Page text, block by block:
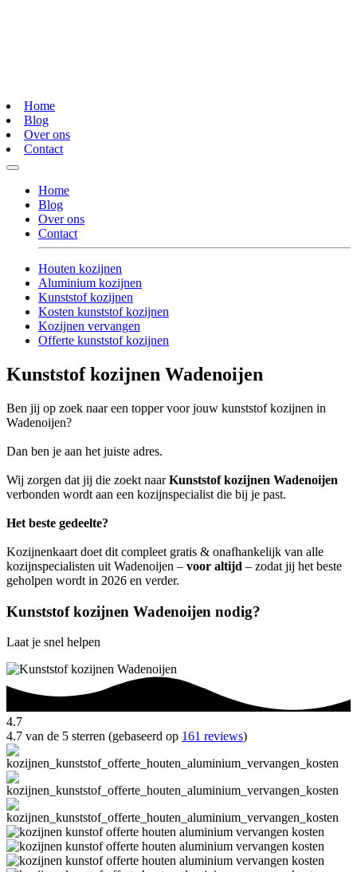
Home
Blog
Over ons
Contact
Home
Blog
Over ons
Contact
Houten kozijnen
Aluminium kozijnen
Kunststof kozijnen
Kosten kunststof kozijnen
Kozijnen vervangen
Offerte kunststof kozijnen
Kunststof kozijnen Wadenoijen
Ben jij op zoek naar een topper voor jouw kunststof kozijnen in
Wadenoijen?
Dan ben je aan het juiste adres.
Wij zorgen dat jij die zoekt naarKunststof kozijnen Wadenoijen
verbonden wordt aan een kozijnspecialist die bij je past.
Het beste gedeelte?
Kozijnenkaart doet dit compleet gratis & onafhankelijk van alle
kozijnspecialisten uit Wadenoijen – voor altijd – zodat jij het beste
geholpen wordt in 2026 en verder.
Kunststof kozijnen Wadenoijen nodig?
Laat je snel helpen
4.7
4.7 van de 5 sterren (gebaseerd op 161 reviews)